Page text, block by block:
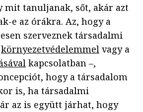
mit tanuljanak, sőt, akár azt
e az órákra. Az, hogy a
szerveznek társadalmi
környezetvédelemmel vagy a
kapcsolatban –,
hogy a társadalom
is, ha társadalmi
az is együtt járhat, hogy